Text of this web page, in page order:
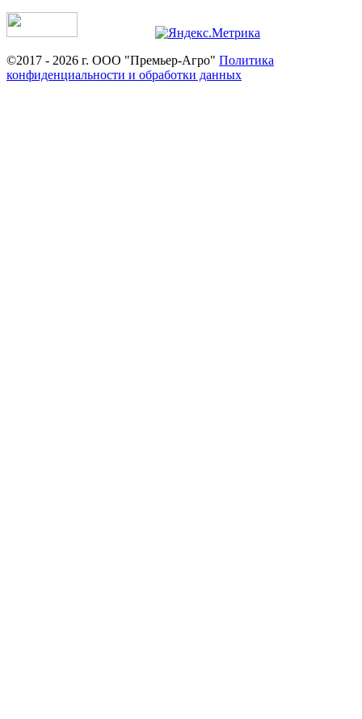
©2017 - 2026 г. ООО "Премьер-Агро" Политика
конфиденциальности и обработки данных